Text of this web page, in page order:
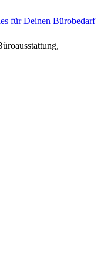
für Deinen Bürobedarf